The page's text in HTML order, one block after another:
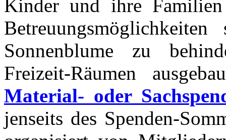
Kinder und ihre
Sonnenblume zu
Freizeit-Räumen
Material- oder
jenseits des Spenden-